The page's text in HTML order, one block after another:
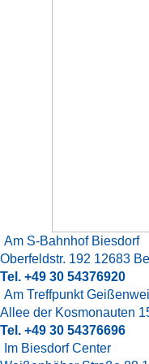
Am S-Bahnhof Biesdorf
Oberfeldstr. 192 12683
Tel. +49 30 54376920
Am Treffpunkt
Allee der Kosmonauten
Tel. +49 30 54376696
Im Biesdorf Center